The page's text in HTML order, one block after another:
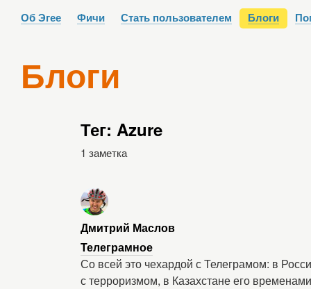
Об Эгее Фичи Стать пользователем Блоги
Блоги
Тег: Azure
1 заметка
Дмитрий Маслов
Телеграмное
Со всей это чехардой с Телеграмом: в
с терроризмом, в Казахстане его